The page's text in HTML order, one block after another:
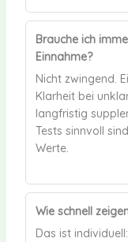
Brauche ich
Einnahme?
Nicht zwingend.
Klarheit bei
langfristig
Tests sinnvoll
Werte.
Wie schnell
Das ist